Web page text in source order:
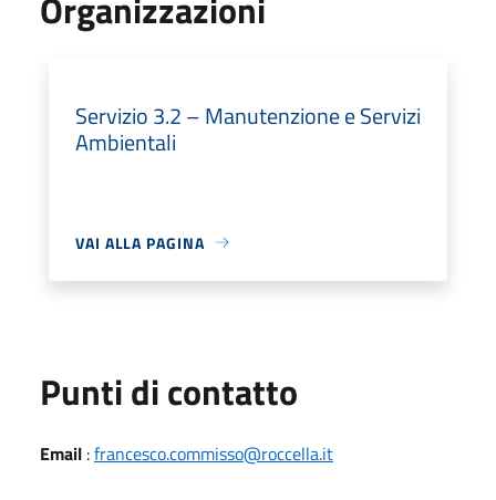
Servizio 3.2 – Manutenzione e Servizi
Ambientali
VAI ALLA PAGINA
Punti di contatto
Email :francesco.commisso@roccella.it